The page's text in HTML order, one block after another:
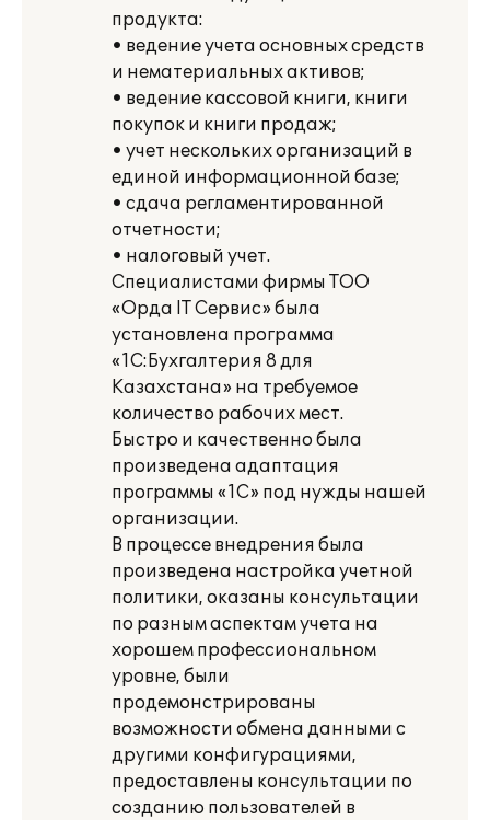
продукта:
• ведение учета основных средств
и нематериальных активов;
• ведение кассовой книги, книги
покупок и книги продаж;
• учет нескольких организаций в
единой информационной базе;
• сдача регламентированной
отчетности;
• налоговый учет.
Специалистами фирмы ТОО
«Орда IT Сервис» была
установлена программа
«1С:Бухгалтерия 8 для
Казахстана» на требуемое
количество рабочих мест.
Быстро и качественно была
произведена адаптация
программы «1С» под нужды нашей
организации.
В процессе внедрения была
произведена настройка учетной
политики, оказаны консультации
по разным аспектам учета на
хорошем профессиональном
уровне, были
продемонстрированы
возможности обмена данными с
другими конфигурациями,
предоставлены консультации по
созданию пользователей в